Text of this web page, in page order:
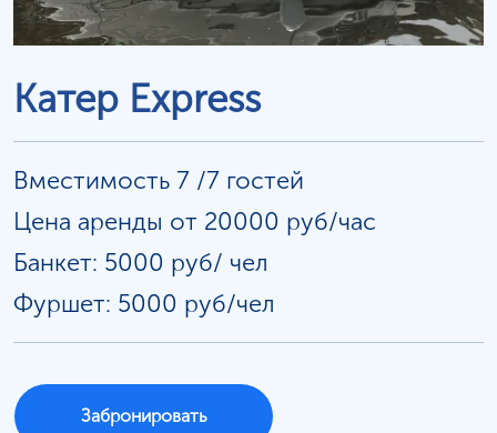
Катер Express
Вместимость 7 /7 гостей
Цена аренды от 20000 руб/час
Банкет: 5000 руб/ чел
Фуршет: 5000 руб/чел
Забронировать